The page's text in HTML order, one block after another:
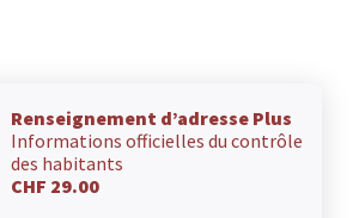
Renseignement d’adresse Plus
Informations officielles du contrôle
des habitants
CHF 29.00